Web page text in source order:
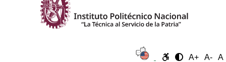
A+ A- A